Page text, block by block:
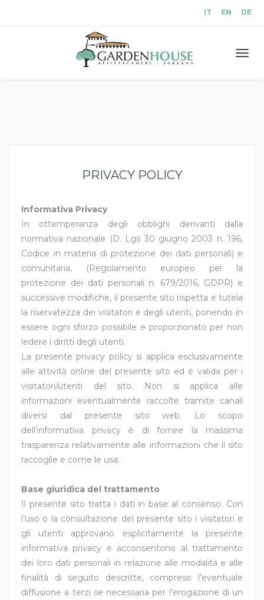
IT EN DE
PRIVACY POLICY
Informativa Privacy
In ottemperanza degli obblighi derivanti dalla
normativa nazionale (D. Lgs 30 giugno 2003 n. 196,
Codice in materia di protezione dei dati personali) e
comunitaria, (Regolamento europeo per la
protezione dei dati personali n. 679/2016, GDPR) e
successive modifiche, il presente sito rispetta e tutela
la riservatezza dei visitatori e degli utenti, ponendo in
essere ogni sforzo possibile e proporzionato per non
ledere i diritti degli utenti.
La presente privacy policy si applica esclusivamente
alle attività online del presente sito ed è valida per i
visitatori/utenti del sito. Non si applica alle
informazioni eventualmente raccolte tramite canali
diversi dal presente sito web. Lo scopo
dell’informativa privacy è di fornire la massima
trasparenza relativamente alle informazioni che il sito
raccoglie e come le usa.
Base giuridica del trattamento
Il presente sito tratta i dati in base al consenso. Con
l’uso o la consultazione del presente sito i visitatori e
gli utenti approvano esplicitamente la presente
informativa privacy e acconsentono al trattamento
dei loro dati personali in relazione alle modalità e alle
finalità di seguito descritte, compreso l’eventuale
diffusione a terzi se necessaria per l’erogazione di un